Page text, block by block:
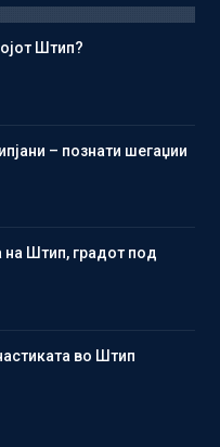
Штип?
– познати шегаџии
на Штип, градот под
во Штип